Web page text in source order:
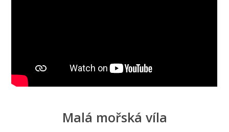
Malá mořská víla